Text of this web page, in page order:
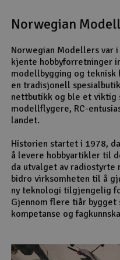
Norwegian
Norwegian Modellers var
kjente hobbyforretninger
modellbygging og teknisk
en tradisjonell
nettbutikk og ble et viktig
modellflygere, RC-
landet.
Historien startet i 1978,
å levere hobbyartikler til
da utvalget av radiostyrte
bidro virksomheten til å
ny teknologi tilgjengelig
Gjennom flere tiår
kompetanse og